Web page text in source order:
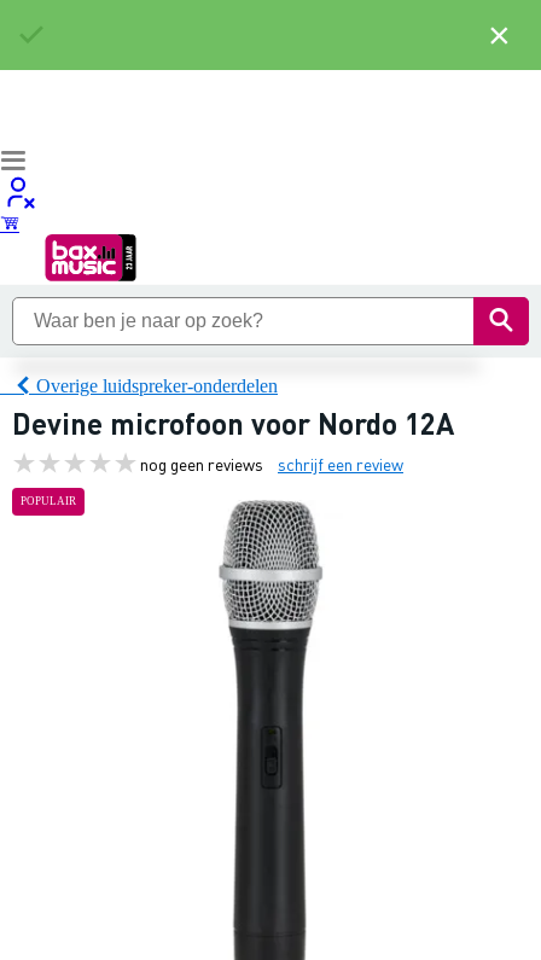
Overige luidspreker-onderdelen
Devine microfoon voor Nordo 12A
nog geen reviews schrijf een review
POPULAIR
×